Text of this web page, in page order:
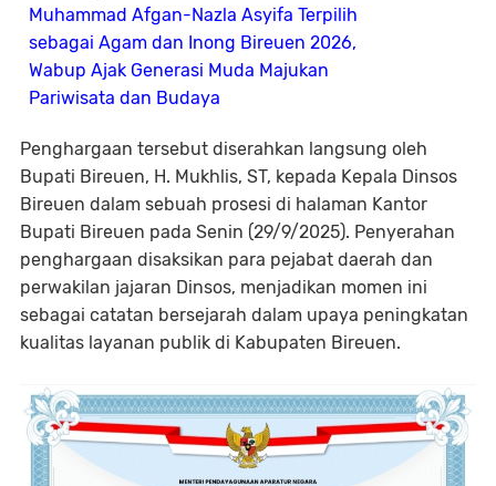
Muhammad Afgan-Nazla Asyifa Terpilih
sebagai Agam dan Inong Bireuen 2026,
Wabup Ajak Generasi Muda Majukan
Pariwisata dan Budaya
Penghargaan tersebut diserahkan langsung oleh
Bupati Bireuen, H. Mukhlis, ST, kepada Kepala Dinsos
Bireuen dalam sebuah prosesi di halaman Kantor
Bupati Bireuen pada Senin (29/9/2025). Penyerahan
penghargaan disaksikan para pejabat daerah dan
perwakilan jajaran Dinsos, menjadikan momen ini
sebagai catatan bersejarah dalam upaya peningkatan
kualitas layanan publik di Kabupaten Bireuen.